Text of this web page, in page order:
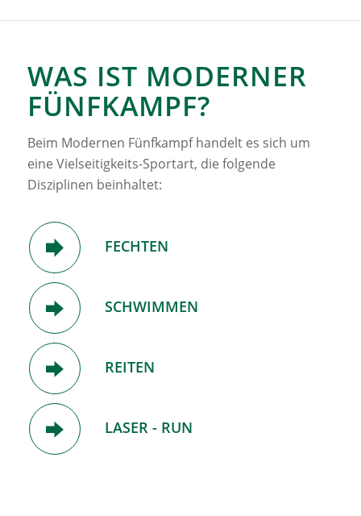
WAS IST MODERNER
FÜNFKAMPF?
Beim Modernen Fünfkampf handelt es sich um
eine Vielseitigkeits-Sportart, die folgende
Disziplinen beinhaltet:
FECHTEN
SCHWIMMEN
REITEN
LASER - RUN